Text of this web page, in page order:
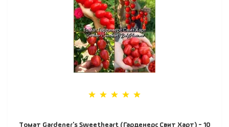
Томат Gardener's Sweetheart (Гарденерс Свит Харт) - 10